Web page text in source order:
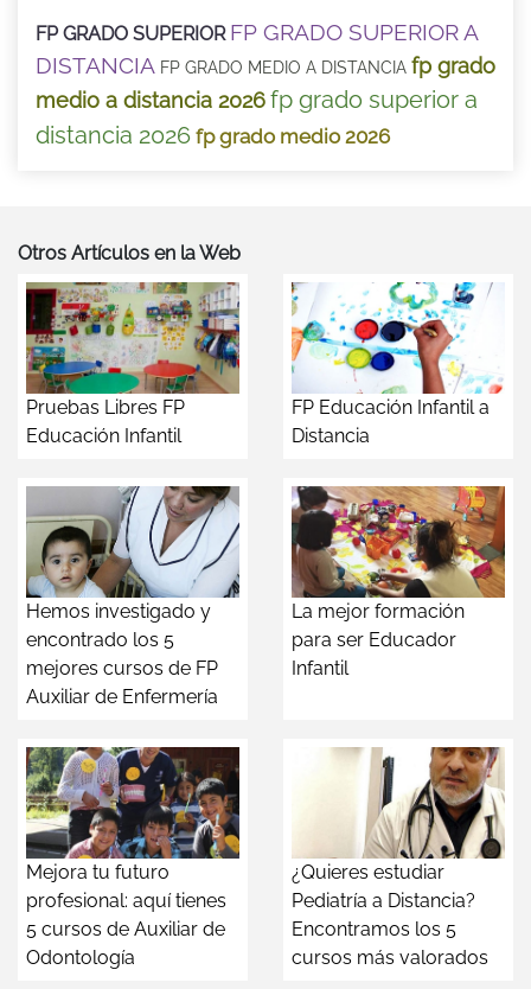
FP GRADO SUPERIOR FP GRADO SUPERIOR A
DISTANCIA FP GRADO MEDIO A DISTANCIA fp grado
medio a distancia 2026fp grado superior a
distancia 2026 fp grado medio 2026
Otros Artículos en la Web
Pruebas Libres FP
Educación Infantil
FP Educación Infantil a
Distancia
Hemos investigado y
encontrado los 5
mejores cursos de FP
Auxiliar de Enfermería
La mejor formación
para ser Educador
Infantil
Mejora tu futuro
profesional: aquí tienes
5 cursos de Auxiliar de
Odontología
¿Quieres estudiar
Pediatría a Distancia?
Encontramos los 5
cursos más valorados